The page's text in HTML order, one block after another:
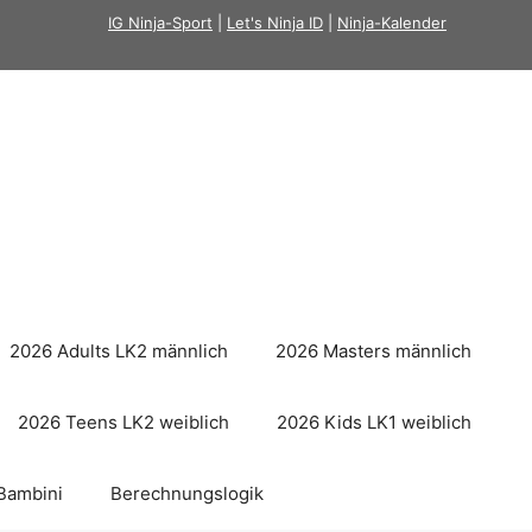
IG Ninja-Sport Let's Ninja ID Ninja-Kalender
2026 Adults LK2 männlich 2026 Masters männlich
2026 Teens LK2 weiblich 2026 Kids LK1 weiblich
Berechnungslogik